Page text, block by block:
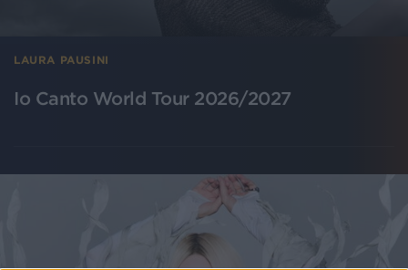
LAURA PAUSINI
Io Canto World Tour 2026/2027